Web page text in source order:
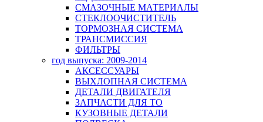
СМАЗОЧНЫЕ МАТЕРИАЛЫ
СТЕКЛООЧИСТИТЕЛЬ
ТОРМОЗНАЯ СИСТЕМА
ТРАНСМИССИЯ
ФИЛЬТРЫ
год выпуска: 2009-2014
АКСЕССУАРЫ
ВЫХЛОПНАЯ СИСТЕМА
ДЕТАЛИ ДВИГАТЕЛЯ
ЗАПЧАСТИ ДЛЯ ТО
КУЗОВНЫЕ ДЕТАЛИ